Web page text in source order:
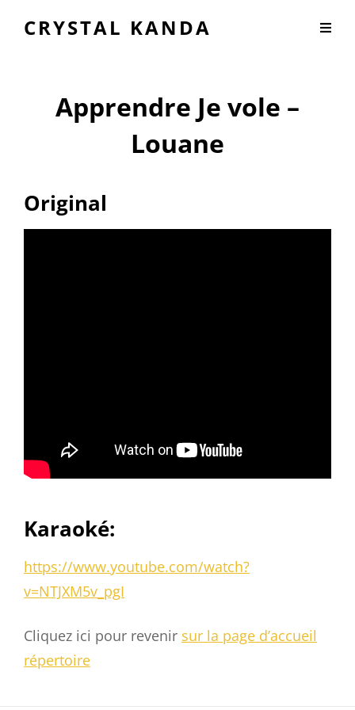
CRYSTAL KANDA
Apprendre Je vole –
Louane
Original
Karaoké:
https://www.youtube.com/watch?
v=NTJXM5v_pgI
Cliquez ici pour revenir sur la page d’accueil
répertoire